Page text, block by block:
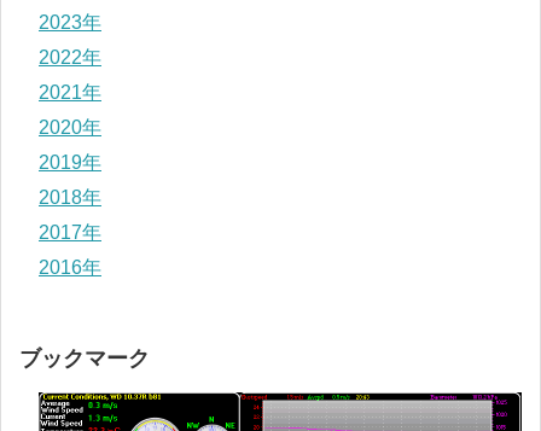
2023年
2022年
2021年
2020年
2019年
2018年
2017年
2016年
ブックマーク